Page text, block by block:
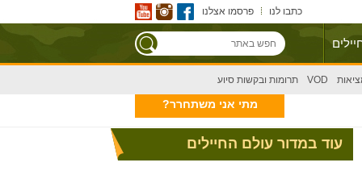
כתבו לנו פרסמו אצלנו
VOD תרומות ובקשות סיוע
מתי אני משתחרר?
עוד במדור עולם החיילים